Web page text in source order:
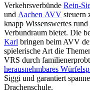
Verkehrsverbünde Rein-
und Aachen AVV steuern
knapp Wissenswertes
Verbundraum bietet. Die
Karl bringen beim AVV
spielerische Art die
VRS durch
herausnehmbares
Siggi und garantiert
Drachenschule.